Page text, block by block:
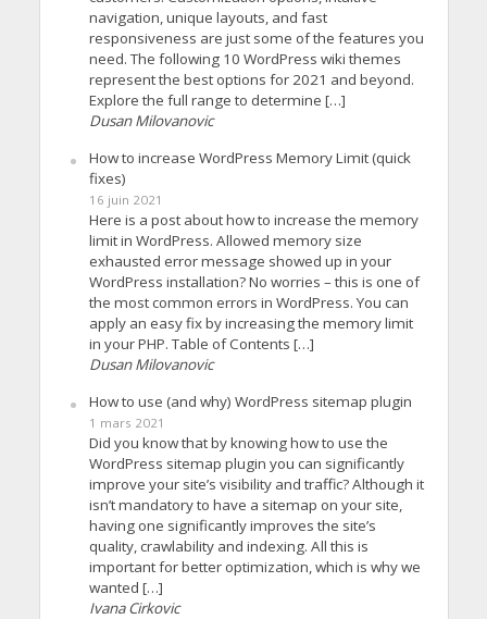
navigation, unique layouts, and fast
responsiveness are just some of the features you
need. The following 10 WordPress wiki themes
represent the best options for 2021 and beyond.
Explore the full range to determine […]
Dusan Milovanovic
How to increase WordPress Memory Limit (quick
fixes)
16 juin 2021
Here is a post about how to increase the memory
limit in WordPress. Allowed memory size
exhausted error message showed up in your
WordPress installation? No worries – this is one of
the most common errors in WordPress. You can
apply an easy fix by increasing the memory limit
in your PHP. Table of Contents […]
Dusan Milovanovic
How to use (and why) WordPress sitemap plugin
1 mars 2021
Did you know that by knowing how to use the
WordPress sitemap plugin you can significantly
improve your site’s visibility and traffic? Although it
isn’t mandatory to have a sitemap on your site,
having one significantly improves the site’s
quality, crawlability and indexing. All this is
important for better optimization, which is why we
wanted […]
Ivana Cirkovic